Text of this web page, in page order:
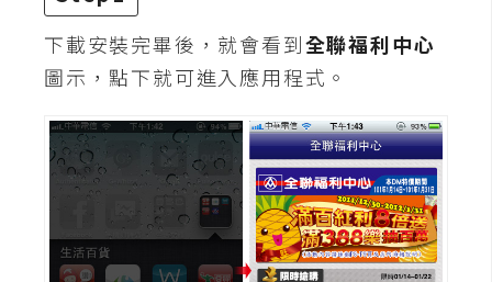
下載安裝完畢後，就會看到全聯福利中心
圖示，點下就可進入應用程式。